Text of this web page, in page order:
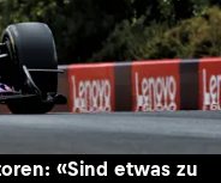
«Sind etwas zu